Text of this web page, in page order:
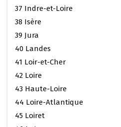
37 Indre-et-Loire
38 Isère
39 Jura
40 Landes
41 Loir-et-Cher
42 Loire
43 Haute-Loire
44 Loire-Atlantique
45 Loiret